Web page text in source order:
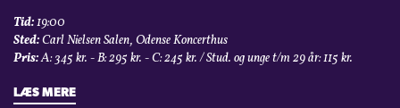
Tid:19:00
Sted:Carl Nielsen Salen, Odense Koncerthus
Pris:A: 345 kr. - B: 295 kr. - C: 245 kr. / Stud. og unge t/m 29 år: 115 kr.
LÆS MERE